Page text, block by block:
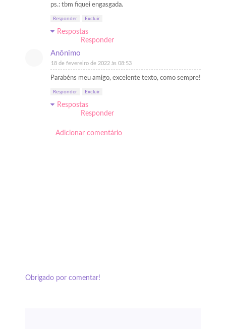
ps.: tbm fiquei engasgada.
Responder Excluir
Respostas
Responder
Anônimo
18 de fevereiro de 2022 às 08:53
Parabéns meu amigo, excelente texto, como sempre!
Responder Excluir
Respostas
Responder
Adicionar comentário
Obrigado por comentar!